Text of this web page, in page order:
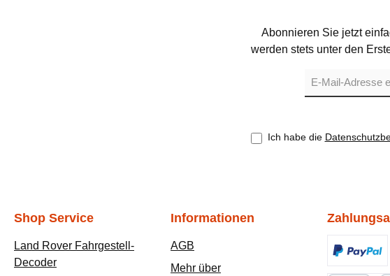
Abonnieren Sie jetzt
werden stets unter den
Mail-
Ich habe die
Shop Service
Land Rover Fahrgestell-
Decoder
Informationen
AGB
Mehr über